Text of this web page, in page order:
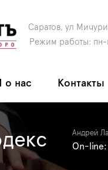
Саратов, ул
Режим работы: пн-
нас Контакты
Андрей
On-line: